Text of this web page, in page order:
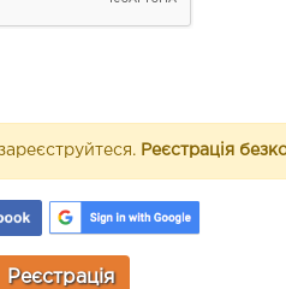
Реєстрація
Реєстрація